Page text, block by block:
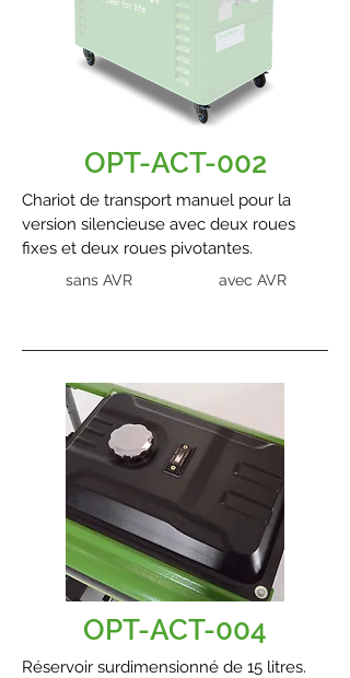
OPT-ACT-002
Chariot de transport manuel pour la
version silencieuse avec deux roues
fixes et deux roues pivotantes.
sans AVR avec AVR
OPT-ACT-004
Réservoir surdimensionné de 15 litres.